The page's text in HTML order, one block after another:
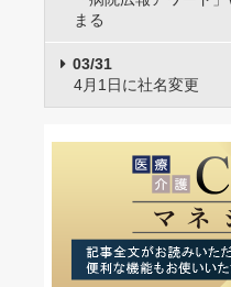
まる
03/31
4月1日に社名変更